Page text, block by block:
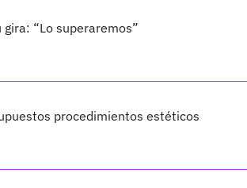
“Lo superaremos”
procedimientos estéticos